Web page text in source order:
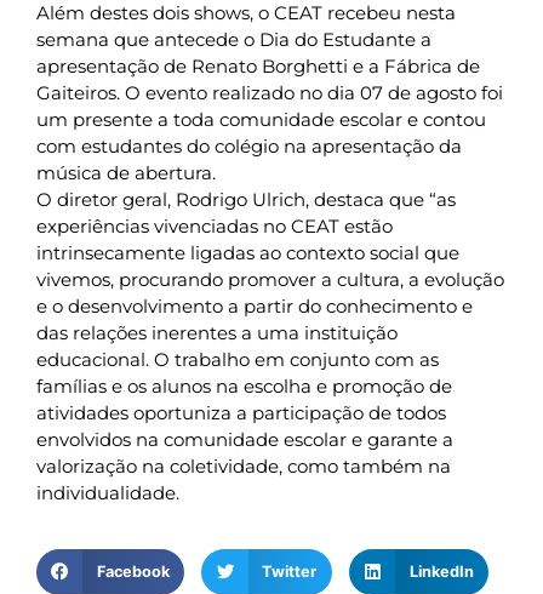
Além destes dois shows, o CEAT recebeu nesta
semana que antecede o Dia do Estudante a
apresentação de Renato Borghetti e a Fábrica de
Gaiteiros. O evento realizado no dia 07 de agosto foi
um presente a toda comunidade escolar e contou
com estudantes do colégio na apresentação da
música de abertura.
O diretor geral, Rodrigo Ulrich, destaca que “as
experiências vivenciadas no CEAT estão
intrinsecamente ligadas ao contexto social que
vivemos, procurando promover a cultura, a evolução
e o desenvolvimento a partir do conhecimento e
das relações inerentes a uma instituição
educacional. O trabalho em conjunto com as
famílias e os alunos na escolha e promoção de
atividades oportuniza a participação de todos
envolvidos na comunidade escolar e garante a
valorização na coletividade, como também na
individualidade.
Facebook Twitter LinkedIn